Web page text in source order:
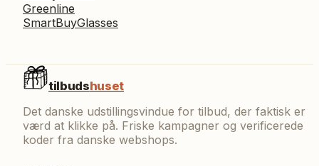
Greenline
SmartBuyGlasses
tilbudshuset
Det danske udstillingsvindue for tilbud, der faktisk er
værd at klikke på. Friske kampagner og verificerede
koder fra danske webshops.